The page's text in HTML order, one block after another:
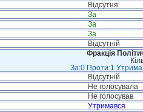
Відсутня
За
За
За
Відсутній
Фракція
За:0 Проти:1
Відсутній
Не голосувала
Не голосував
Утримався